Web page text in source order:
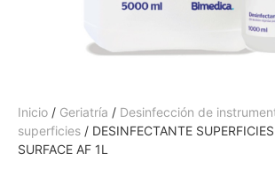
Inicio / Geriatría / Desinfección de
superficies / DESINFECTANTE
SURFACE AF 1L